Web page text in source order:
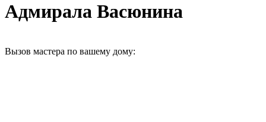
Адмирала Васюнина
Вызов мастера по вашему дому: